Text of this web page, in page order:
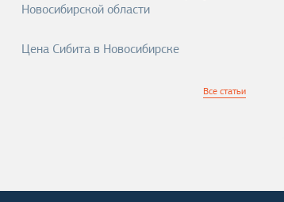
Новосибирской области
Цена Сибита в Новосибирске
Все статьи